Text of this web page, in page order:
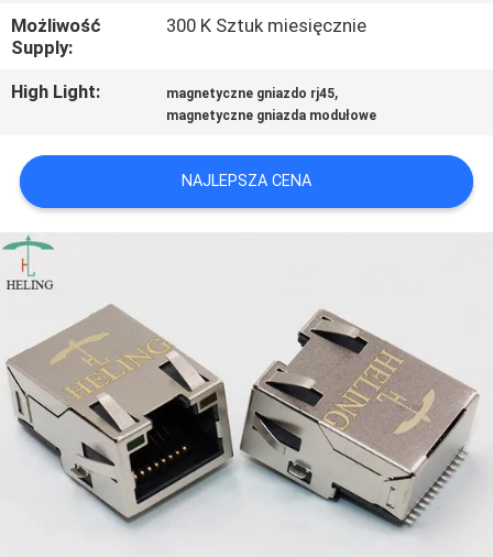
POPROSIĆ
O
WYCENĘ
SITEMAP
POLITYKA
PRYWATNOŚCI
Możliwość
Supply:
300 K Sztuk miesięcznie
High Light: magnetyczne gniazdo rj45,
magnetyczne gniazda modułowe
NAJLEPSZA CENA